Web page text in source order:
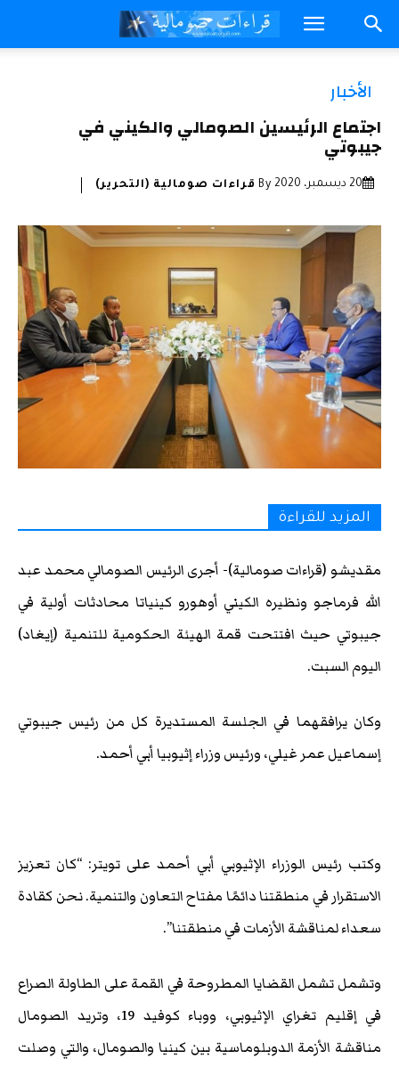
الأخبار
اجتماع الرئيسين الصومالي والكيني في
جيبوتي
20 ديسمبر، 2020 By قراءات صومالية (التحرير)
المزيد للقراءة
مقديشو (قراءات صومالية)- أجرى الرئيس الصومالي محمد عبد
الله فرماجو ونظيره الكيني أوهورو كينياتا محادثات أولية في
جيبوتي حيث افتتحت قمة الهيئة الحكومية للتنمية (إيغاد)
اليوم السبت.
وكان يرافقهما في الجلسة المستديرة كل من رئيس جيبوتي
إسماعيل عمر غيلي، ورئيس وزراء إثيوبيا أبي أحمد.
وكتب رئيس الوزراء الإثيوبي أبي أحمد على تويتر: “كان تعزيز
الاستقرار في منطقتنا دائمًا مفتاح التعاون والتنمية. نحن كقادة
سعداء لمناقشة الأزمات في منطقتنا”.
وتشمل تشمل القضايا المطروحة في القمة على الطاولة الصراع
في إقليم تغراي الإثيوبي، ووباء كوفيد 19، وتريد الصومال
مناقشة الأزمة الدوبلوماسية بين كينيا والصومال، والتي وصلت